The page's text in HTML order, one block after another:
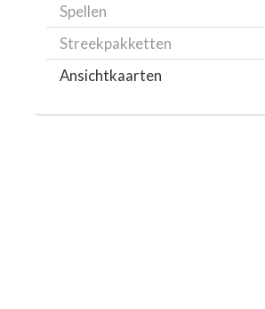
Spellen
Streekpakketten
Ansichtkaarten